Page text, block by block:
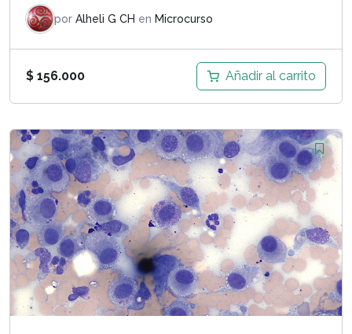
por Alheli G CH en Microcurso
$ 156.000 Añadir al carrito